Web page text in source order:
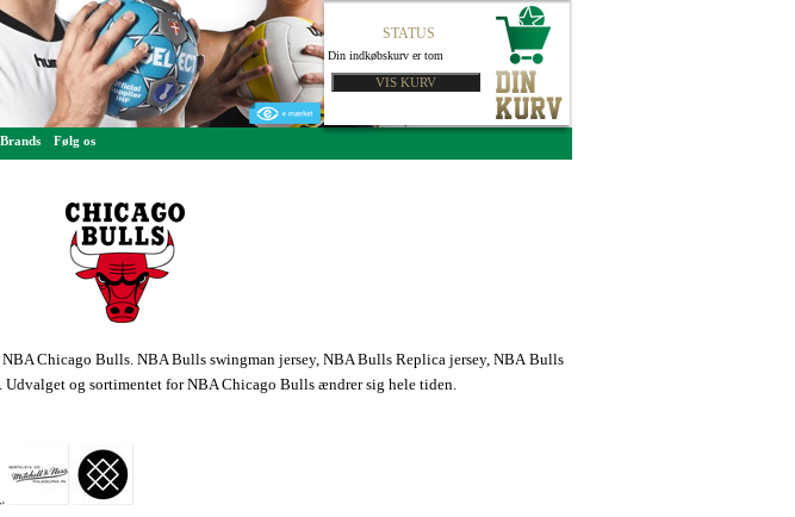
STATUS
Din indkøbskurv er tom
Brands Følg os
Chicago Bulls. NBA Bulls swingman jersey, NBA Bulls Replica jersey, NBA Bulls
og sortimentet for NBA Chicago Bulls ændrer sig hele tiden.